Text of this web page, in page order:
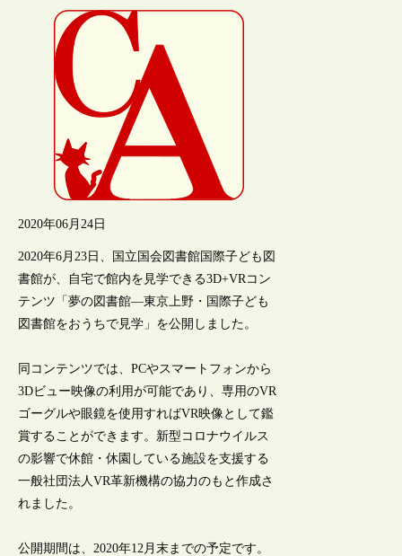
2020年06月24日
2020年6月23日、国立国会図書館国際子ども図
書館が、自宅で館内を見学できる3D+VRコン
テンツ「夢の図書館―東京上野・国際子ども
図書館をおうちで見学」を公開しました。
同コンテンツでは、PCやスマートフォンから
3Dビュー映像の利用が可能であり、専用のVR
ゴーグルや眼鏡を使用すればVR映像として鑑
賞することができます。新型コロナウイルス
の影響で休館・休園している施設を支援する
一般社団法人VR革新機構の協力のもと作成さ
れました。
公開期間は、2020年12月末までの予定です。